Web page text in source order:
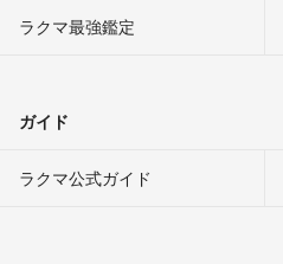
ラクマ最強鑑定
ガイド
ラクマ公式ガイド